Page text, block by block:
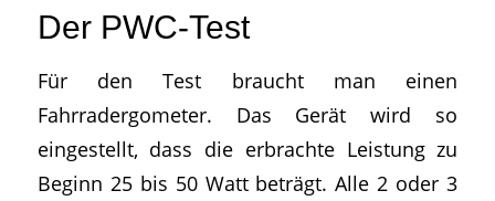
Der PWC-Test
Für den Test braucht man einen
Fahrradergometer. Das Gerät wird so
eingestellt, dass die erbrachte Leistung zu
Beginn 25 bis 50 Watt beträgt. Alle 2 oder 3